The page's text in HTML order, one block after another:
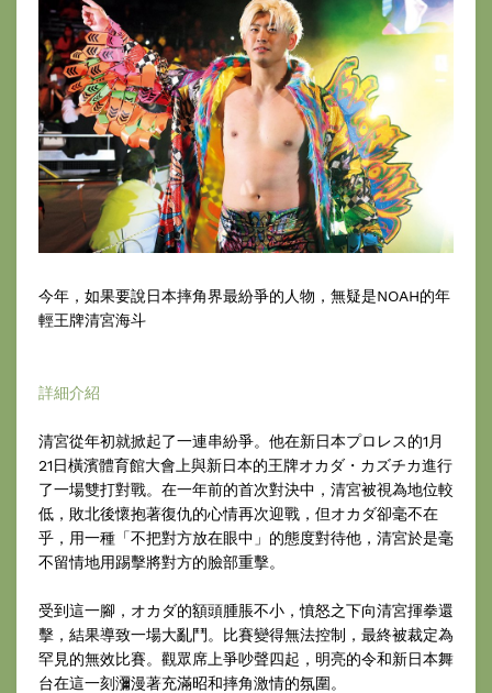
今年，如果要說日本摔角界最紛爭的人物，無疑是NOAH的年
輕王牌清宮海斗
詳細介紹
清宮從年初就掀起了一連串紛爭。他在新日本プロレス的1月
21日橫濱體育館大會上與新日本的王牌オカダ・カズチカ進行
了一場雙打對戰。在一年前的首次對決中，清宮被視為地位較
低，敗北後懷抱著復仇的心情再次迎戰，但オカダ卻毫不在
乎，用一種「不把對方放在眼中」的態度對待他，清宮於是毫
不留情地用踢擊將對方的臉部重擊。
受到這一腳，オカダ的額頭腫脹不小，憤怒之下向清宮揮拳還
擊，結果導致一場大亂鬥。比賽變得無法控制，最終被裁定為
罕見的無效比賽。觀眾席上爭吵聲四起，明亮的令和新日本舞
台在這一刻瀰漫著充滿昭和摔角激情的氛圍。